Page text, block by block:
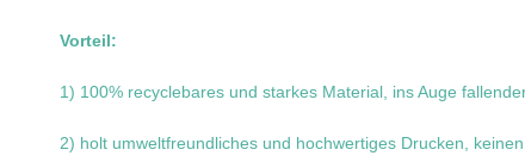
Vorteil:
1) 100% recyclebares und starkes Material, ins Auge
2) holt umweltfreundliches und hochwertiges Drucken,